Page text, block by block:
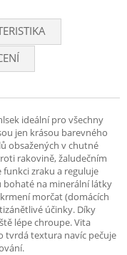
ideální pro všechny
jen krásou barevného
obsažených v chutné
rakovině, žaludečním
zraku a reguluje
bohaté na minerální látky
morčat (domácích
účinky. Díky
lépe chroupe. Vita
tvrdá textura navíc pečuje